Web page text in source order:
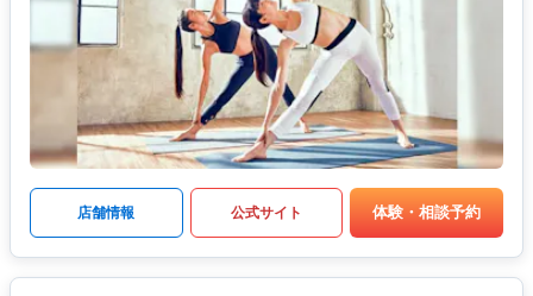
店舗情報 公式サイト 体験・相談予約